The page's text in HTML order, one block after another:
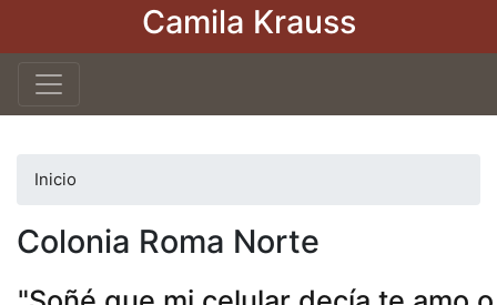
Pasar
Camila Krauss
Inicio
Colonia Roma Norte